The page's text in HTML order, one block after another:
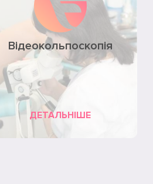
Відеокольпоскопія
ДЕТАЛЬНІШЕ